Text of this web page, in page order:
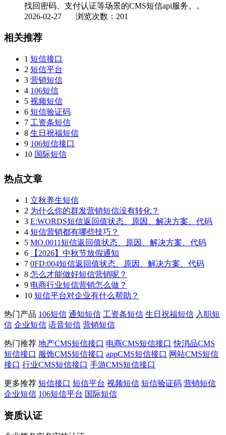
找回密码、支付认证等场景的CMS短信api服务。。
2026-02-27 浏览次数：201
相关推荐
1 短信接口
2 短信平台
3 营销短信
4 106短信
5 视频短信
6 短信验证码
7 工资条短信
8 生日祝福短信
9 106短信接口
10 国际短信
热点文章
1 立秋养生短信
2 为什么你的群发营销短信没有转化？
3 E:WORDS短信返回值状态、原因、解决方案、代码
4 短信营销都有哪些技巧？
5 MO.0011短信返回值状态、原因、解决方案、代码
6
【2026】中秋节放假通知
7 0FD:004短信返回值状态、原因、解决方案、代码
8 怎么才能做好短信营销呢？
9 电商行业短信营销怎么做？
10 短信平台对企业有什么帮助？
热门产品 106短信 通知短信 工资条短信 生日祝福短信 入职短
信 企业短信 语音短信 营销短信
热门推荐 地产CMS短信接口 电商CMS短信接口 快消品CMS
短信接口 服饰CMS短信接口 appCMS短信接口 网站CMS短信
接口 行业CMS短信接口 手游CMS短信接口
更多推荐 短信接口 短信平台 视频短信 短信验证码 营销短信
企业短信 106短信平台 国际短信
资质认证